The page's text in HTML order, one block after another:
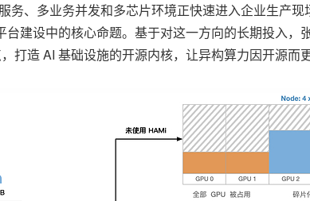
、多业务并发和多芯片环境正快速进入企业生产
建设中的核心命题。基于对这一方向的长期投入，
造 AI 基础设施的开源内核，让异构算力因开源而更